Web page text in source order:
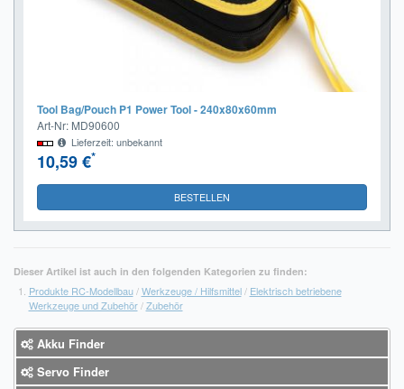
Tool Bag/Pouch P1 Power Tool - 240x80x60mm
Art-Nr: MD90600
Lieferzeit: unbekannt
10,59 €*
BESTELLEN
Dieser Artikel ist auch in den folgenden Kategorien zu finden:
Produkte RC-Modellbau/Werkzeuge / Hilfsmittel/ Elektrisch betriebene
Werkzeuge und Zubehör/Zubehör
Akku Finder
Servo Finder